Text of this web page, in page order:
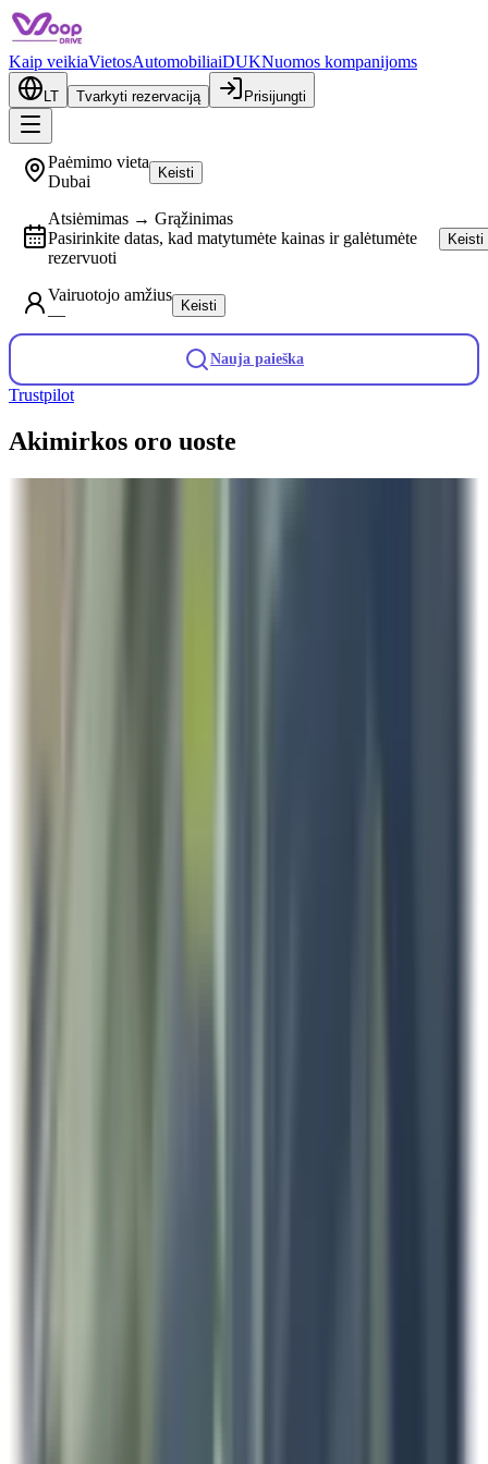
Kaip veikiaVietosAutomobiliaiDUKNuomos kompanijoms
LT Tvarkyti rezervaciją Prisijungti
Paėmimo vieta
Dubai
Keisti
Atsiėmimas → Grąžinimas
Pasirinkite datas, kad matytumėte kainas ir galėtumėte
rezervuoti
Keisti
Vairuotojo amžius
—
Keisti
Nauja paieška
Trustpilot
Akimirkos oro uoste